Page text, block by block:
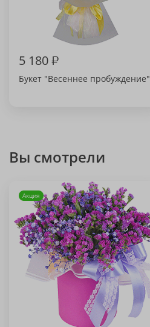
5 180₽
Букет "Весеннее пробуждение"
Вы смотрели
Акция